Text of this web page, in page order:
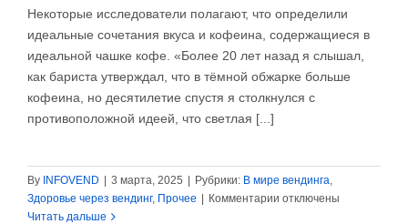
Некоторые исследователи полагают, что определили
идеальные сочетания вкуса и кофеина, содержащиеся в
идеальной чашке кофе. «Более 20 лет назад я слышал,
как бариста утверждал, что в тёмной обжарке больше
кофеина, но десятилетие спустя я столкнулся с
противоположной идеей, что светлая [...]
By INFOVEND | 3 марта, 2025 | Рубрики: В мире вендинга
Здоровье через вендинг, Прочее | Комментарии котключены
Читать дальше